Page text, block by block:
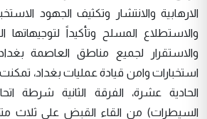
الارهابية والانتشار وتكثيف الجهود
والاستطلاع المسلح وتأكيداً لتوجيهاتها
والاستقرار لجميع مناطق العاصمة
استخبارات وامن قيادة عمليات بغداد،
الحادية عشرة، الفرقة الثانية شرطة